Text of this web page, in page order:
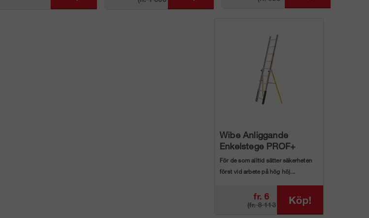
Wibe Anliggande
Enkelstege PROF+
För de som alltid sätter säkerheten
först vid arbete på hög höj...
fr. 6
(fr. 8 113 Köp!